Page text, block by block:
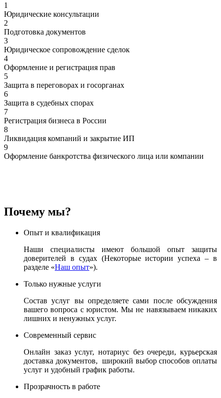
1
Юридические консультации
2
Подготовка документов
3
Юридическое сопровождение сделок
4
Оформление и регистрация прав
5
Защита в переговорах и госорганах
6
Защита в судебных спорах
7
Регистрация бизнеса в России
8
Ликвидация компаний и закрытие ИП
9
Оформление банкротства физического лица или компании
Почему мы?
Опыт и квалификация
Наши специалисты имеют большой опыт защиты
доверителей в судах (Некоторые истории успеха – в
разделе «Наш опыт»).
Только нужные услуги
Состав услуг вы определяете сами после обсуждения
вашего вопроса с юристом. Мы не навязываем никаких
лишних и ненужных услуг.
Современный сервис
Онлайн заказ услуг, нотариус без очереди, курьерская
доставка документов, широкий выбор способов оплаты
услуг и удобный график работы.
Прозрачность в работе